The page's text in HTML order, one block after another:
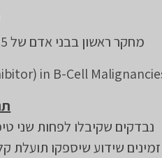
מחקר ראשון בבני אדם של ABBV-525 (מעכב MALT1) בממאירויות של תאי B.
נבדקים שקיבלו לפחות שני
זמינים שידוע שיספקו תועלת